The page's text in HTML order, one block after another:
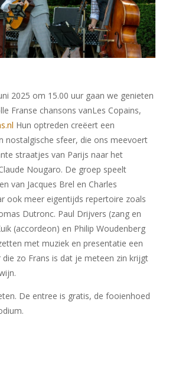
2025 om 15.00 uur gaan we genieten
Franse chansons vanLes Copains,
Hun optreden creëert een
nostalgische sfeer, die ons meevoert
straatjes van Parijs naar het
Nougaro. De groep speelt
van Jacques Brel en Charles
ook meer eigentijds repertoire zoals
Dutronc. Paul Drijvers (zang en
(accordeon) en Philip Woudenberg
met muziek en presentatie een
die zo Frans is dat je meteen zin krijgt
De entree is gratis, de fooienhoed